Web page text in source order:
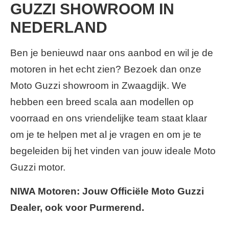
GUZZI SHOWROOM IN
NEDERLAND
Ben je benieuwd naar ons aanbod en wil je de
motoren in het echt zien? Bezoek dan onze
Moto Guzzi showroom in Zwaagdijk. We
hebben een breed scala aan modellen op
voorraad en ons vriendelijke team staat klaar
om je te helpen met al je vragen en om je te
begeleiden bij het vinden van jouw ideale Moto
Guzzi motor.
NIWA Motoren: Jouw Officiële Moto Guzzi
Dealer, ook voor Purmerend.